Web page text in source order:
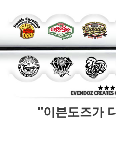
"이븐도즈가